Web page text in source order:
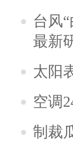
台风
最新
太阳
空调
制裁